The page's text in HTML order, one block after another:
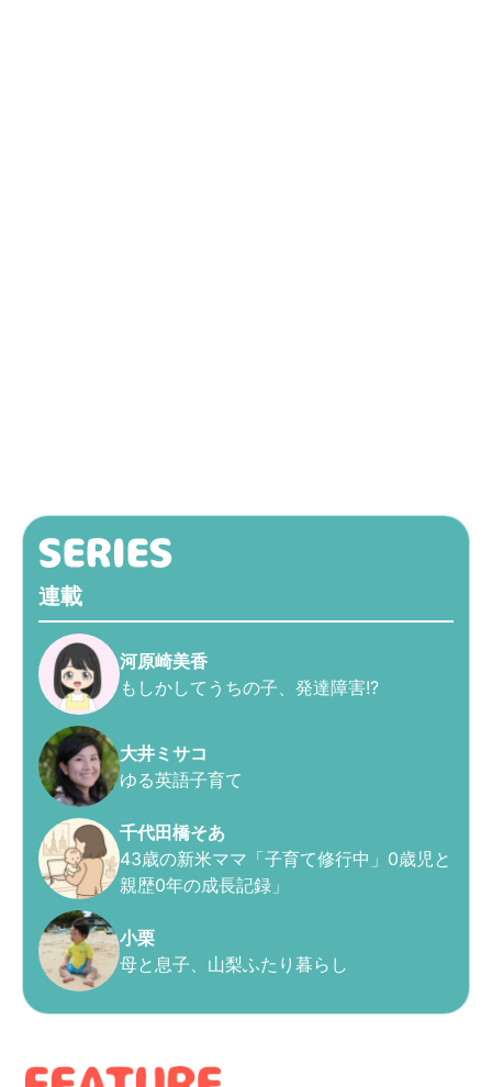
連載
河原崎美香
もしかしてうちの子、発達障害!?
大井ミサコ
ゆる英語子育て
千代田橋そあ
43歳の新米ママ「子育て修行中」0歳児と
親歴0年の成長記録」
小栗
母と息子、山梨ふたり暮らし